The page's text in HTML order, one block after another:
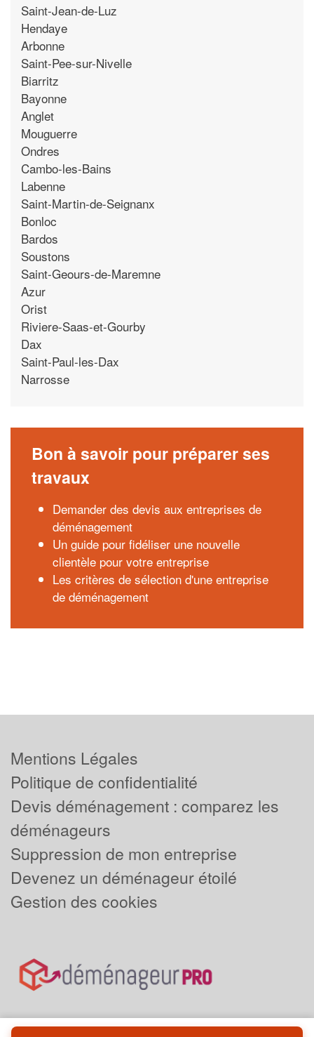
Saint-Jean-de-Luz
Hendaye
Arbonne
Saint-Pee-sur-Nivelle
Biarritz
Bayonne
Anglet
Mouguerre
Ondres
Cambo-les-Bains
Labenne
Saint-Martin-de-Seignanx
Bonloc
Bardos
Soustons
Saint-Geours-de-Maremne
Azur
Orist
Riviere-Saas-et-Gourby
Dax
Saint-Paul-les-Dax
Narrosse
Bon à savoir pour préparer ses
travaux
Demander des devis aux entreprises de
déménagement
Un guide pour fidéliser une nouvelle
clientèle pour votre entreprise
Les critères de sélection d'une entreprise
de déménagement
Mentions Légales
Politique de confidentialité
Devis déménagement : comparez les
déménageurs
Suppression de mon entreprise
Devenez un déménageur étoilé
Gestion des cookies